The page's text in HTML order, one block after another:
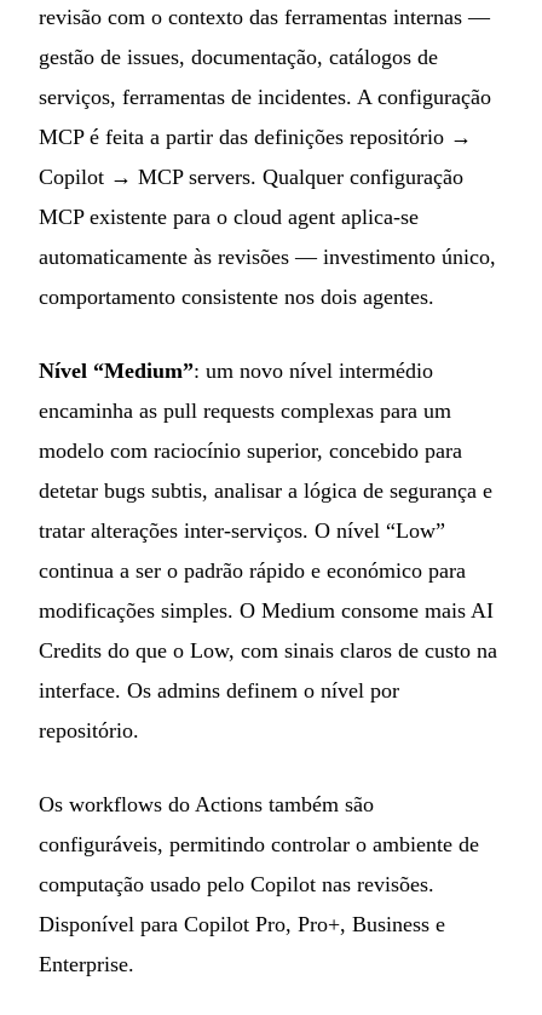
revisão com o contexto das ferramentas internas —
gestão de issues, documentação, catálogos de
serviços, ferramentas de incidentes. A configuração
MCP é feita a partir das definições repositório →
Copilot → MCP servers. Qualquer configuração
MCP existente para o cloud agent aplica-se
automaticamente às revisões — investimento único,
comportamento consistente nos dois agentes.
Nível “Medium”: um novo nível intermédio
encaminha as pull requests complexas para um
modelo com raciocínio superior, concebido para
detetar bugs subtis, analisar a lógica de segurança e
tratar alterações inter-serviços. O nível “Low”
continua a ser o padrão rápido e económico para
modificações simples. O Medium consome mais AI
Credits do que o Low, com sinais claros de custo na
interface. Os admins definem o nível por
repositório.
Os workflows do Actions também são
configuráveis, permitindo controlar o ambiente de
computação usado pelo Copilot nas revisões.
Disponível para Copilot Pro, Pro+, Business e
Enterprise.